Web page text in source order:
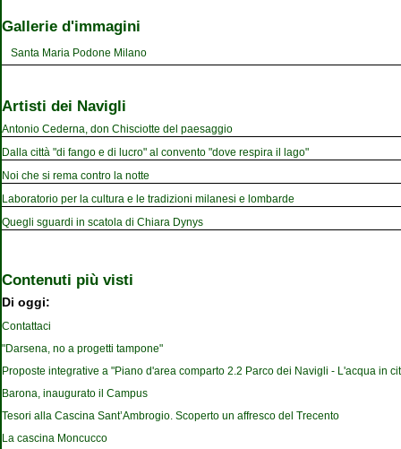
Gallerie d'immagini
Santa Maria Podone Milano
Artisti dei Navigli
Antonio Cederna, don Chisciotte del paesaggio
Dalla città "di fango e di lucro" al convento "dove respira il lago"
Noi che si rema contro la notte
Laboratorio per la cultura e le tradizioni milanesi e lombarde
Quegli sguardi in scatola di Chiara Dynys
Contenuti più visti
Di oggi:
Contattaci
"Darsena, no a progetti tampone"
Proposte integrative a "Piano d'area comparto 2.2 Parco dei Navigli - L'acqua in
Barona, inaugurato il Campus
Tesori alla Cascina Sant’Ambrogio. Scoperto un affresco del Trecento
La cascina Moncucco